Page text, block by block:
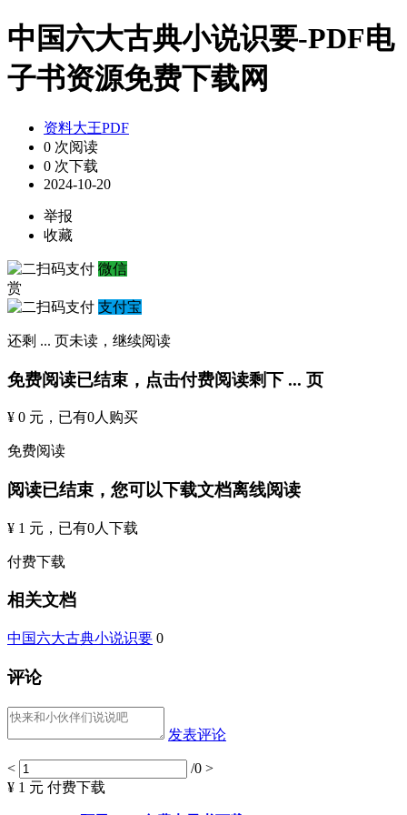
中国六大古典小说识要-PDF电
子书资源免费下载网
资料大王PDF
0 次阅读
0 次下载
2024-10-20
举报
收藏
微信
赏
支付宝
还剩 ... 页未读， 继续阅读
免费阅读已结束，点击付费阅读剩下 ... 页
¥ 0 元 ，已有0人购买
免费阅读
阅读已结束，您可以下载文档离线阅读
¥ 1 元 ，已有0人下载
付费下载
相关文档
中国六大古典小说识要 0
评论
发表评论
< /0 >
¥ 1 元 付费下载